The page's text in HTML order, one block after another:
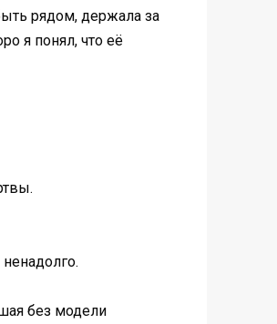
рядом, держала за
я понял, что её
без модели